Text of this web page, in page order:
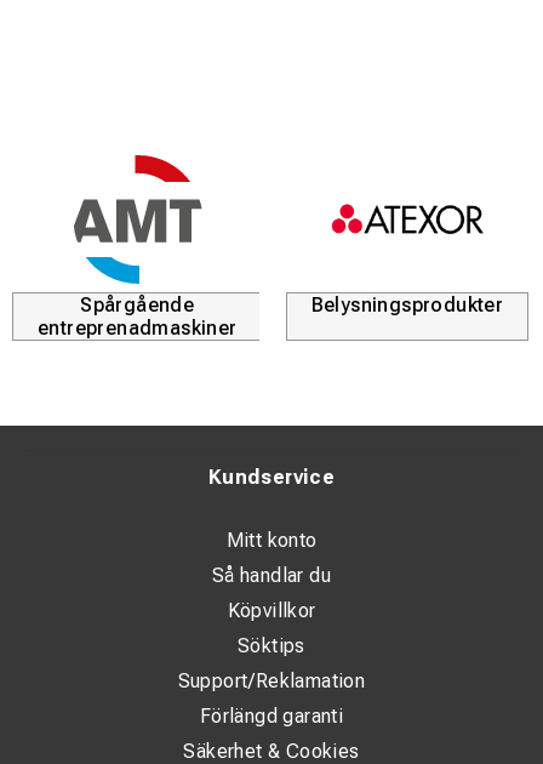
Spårgående
entreprenadmaskiner
Belysningsprodukter
Kundservice
Mitt konto
Så handlar du
Köpvillkor
Söktips
Support/Reklamation
Förlängd garanti
Säkerhet & Cookies